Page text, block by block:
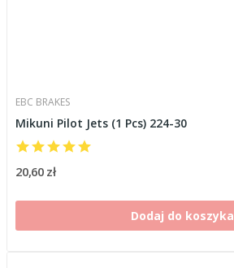
EBC BRAKES
Mikuni Pilot Jets (1 Pcs) 224-30
20,60 zł
Dodaj do koszyka